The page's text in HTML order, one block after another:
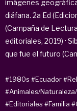
imágenes
diáfana. 2a Ed
(Campaña de
editoriales, 2019) ·
que fue el futuro
#1980s #Ecuador
#Animales/
#Editoriales #Familia